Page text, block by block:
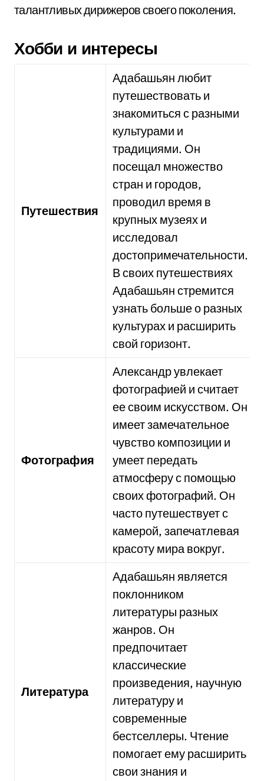
талантливых дирижеров своего поколения.
Хобби и интересы
Путешествия
Адабашьян любит
путешествовать и
знакомиться с разными
культурами и
традициями. Он
посещал множество
стран и городов,
проводил время в
крупных музеях и
исследовал
достопримечательности.
В своих путешествиях
Адабашьян стремится
узнать больше о разных
культурах и расширить
свой горизонт.
Фотография
Александр увлекает
фотографией и считает
ее своим искусством. Он
имеет замечательное
чувство композиции и
умеет передать
атмосферу с помощью
своих фотографий. Он
часто путешествует с
камерой, запечатлевая
красоту мира вокруг.
Литература
Адабашьян является
поклонником
литературы разных
жанров. Он
предпочитает
классические
произведения, научную
литературу и
современные
бестселлеры. Чтение
помогает ему расширить
свои знания и